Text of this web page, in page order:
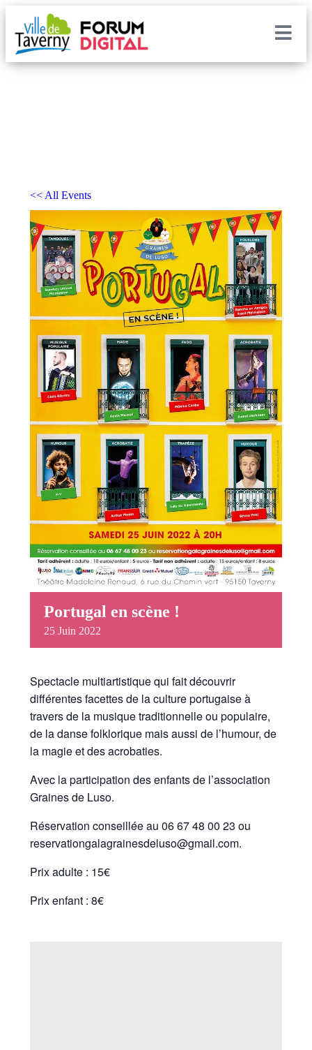
<< All Events
Portugal en scène !
25 Juin 2022
Spectacle multiartistique qui fait découvrir
différentes facettes de la culture portugaise à
travers de la musique traditionnelle ou populaire,
de la danse folklorique mais aussi de l’humour, de
la magie et des acrobaties.
Avec la participation des enfants de l’association
Graines de Luso.
Réservation conseillée au 06 67 48 00 23 ou
reservationgalagrainesdeluso@gmail.com.
Prix adulte : 15€
Prix enfant : 8€